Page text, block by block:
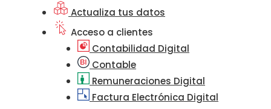
Actualiza tus datos
Acceso a clientes
Contabilidad Digital
Contable
Remuneraciones Digital
Factura Electrónica Digital